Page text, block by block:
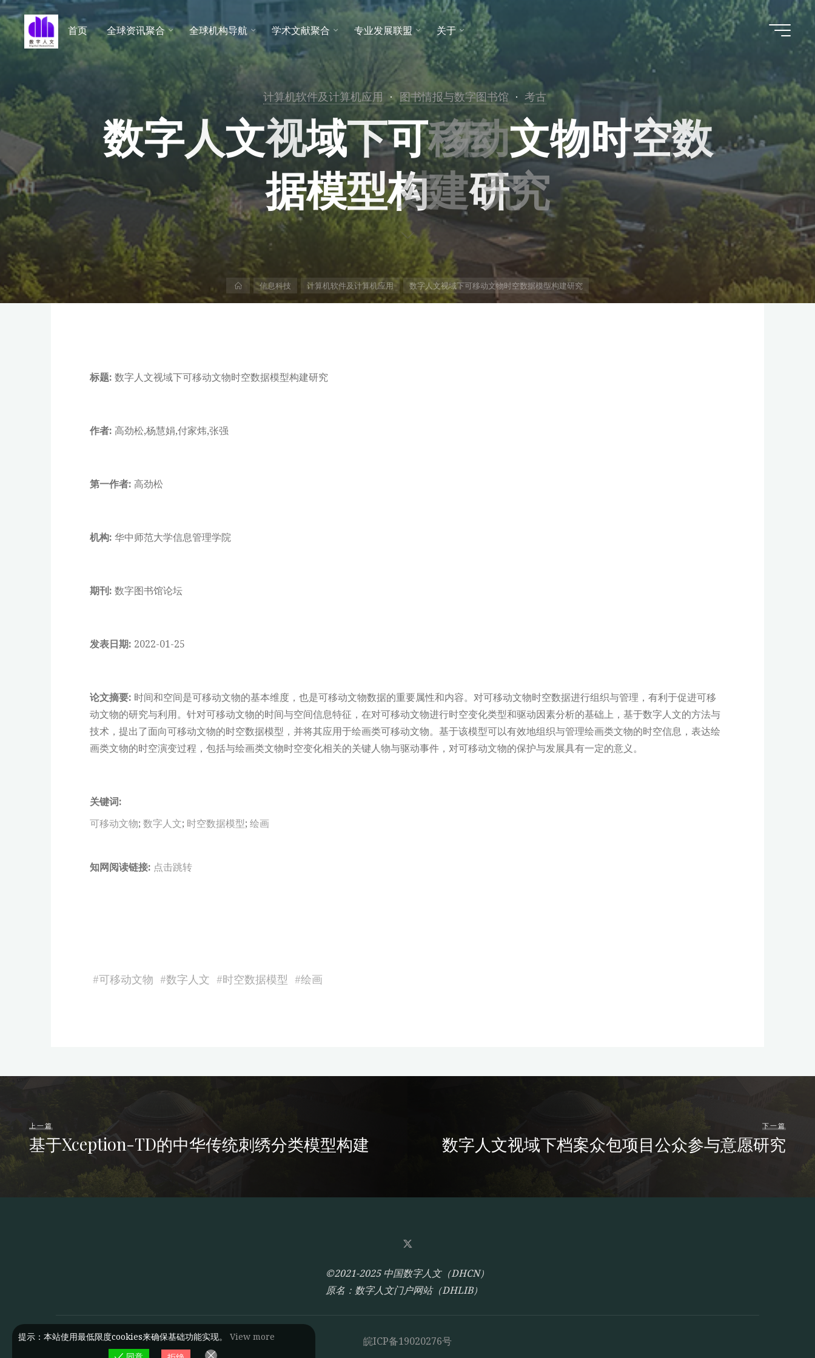
跳
至
内
数字人
DHCN
首页 全球资讯聚合 全球机构导航 学术文献聚合 专业发展联盟 关于
计算机软件及计算机应用 图书情报与数字图书馆 考古
数字人文视域下可移动文物时空数
据模型构建研究
页
信息科技 计算机软件及计算机应用 数字人文视域下可移动文物时空数据模型构建研究
标题: 数字人文视域下可移动文物时空数据模型构建研究
作者: 高劲松,杨慧娟,付家炜,张强
第一作者: 高劲松
机构: 华中师范大学信息管理学院
期刊: 数字图书馆论坛
发表日期: 2022-01-25
论文摘要: 时间和空间是可移动文物的基本维度，也是可移动文物数据的重要属性和内容。对可移动文物时空数据进行组织与管理，有利于促进可移
动文物的研究与利用。针对可移动文物的时间与空间信息特征，在对可移动文物进行时空变化类型和驱动因素分析的基础上，基于数字人文的方法与
技术，提出了面向可移动文物的时空数据模型，并将其应用于绘画类可移动文物。基于该模型可以有效地组织与管理绘画类文物的时空信息，表达绘
画类文物的时空演变过程，包括与绘画类文物时空变化相关的关键人物与驱动事件，对可移动文物的保护与发展具有一定的意义。
关键词:
可移动文物; 数字人文; 时空数据模型; 绘画
知网阅读链接: 点击跳转
#可移动文物 #数字人文 #时空数据模型 #绘画
上一篇
基于Xception-TD的中华传统刺绣分类模型构建
下一篇
数字人文视域下档案众包项目公众参与意愿研究
©2021-2025 中国数字人文（DHCN）
原名：数字人文门户网站（DHLIB）
皖ICP备19020276号
提示：本站使用最低限度cookies来确保基础功能实现。 View more